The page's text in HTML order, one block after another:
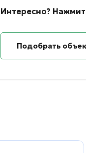
Интересно?
Подобрать